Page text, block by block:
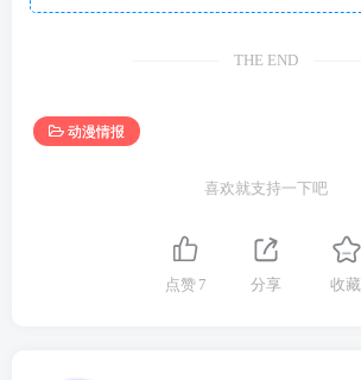
THE END
动漫情报
喜欢就支持一下吧
点赞 7 分享 收藏